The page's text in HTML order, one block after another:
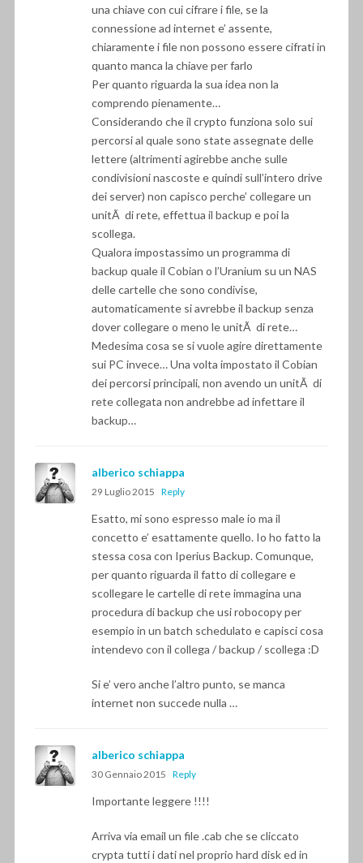
una chiave con cui cifrare i file, se la
connessione ad internet e’ assente,
chiaramente i file non possono essere cifrati in
quanto manca la chiave per farlo
Per quanto riguarda la sua idea non la
comprendo pienamente…
Considerando che il crypto funziona solo sui
percorsi al quale sono state assegnate delle
lettere (altrimenti agirebbe anche sulle
condivisioni nascoste e quindi sull’intero drive
dei server) non capisco perche’ collegare un
unitÃ di rete, effettua il backup e poi la
scollega.
Qualora impostassimo un programma di
backup quale il Cobian o l’Uranium su un NAS
delle cartelle che sono condivise,
automaticamente si avrebbe il backup senza
dover collegare o meno le unitÃ di rete…
Medesima cosa se si vuole agire direttamente
sui PC invece… Una volta impostato il Cobian
dei percorsi principali, non avendo un unitÃ di
rete collegata non andrebbe ad infettare il
backup…
alberico schiappa
29 Luglio 2015 Reply
Esatto, mi sono espresso male io ma il
concetto e’ esattamente quello. Io ho fatto la
stessa cosa con Iperius Backup. Comunque,
per quanto riguarda il fatto di collegare e
scollegare le cartelle di rete immagina una
procedura di backup che usi robocopy per
esempio in un batch schedulato e capisci cosa
intendevo con il collega / backup / scollega :D
Si e’ vero anche l’altro punto, se manca
internet non succede nulla …
alberico schiappa
30 Gennaio 2015 Reply
Importante leggere !!!!
Arriva via email un file .cab che se cliccato
crypta tutti i dati nel proprio hard disk ed in